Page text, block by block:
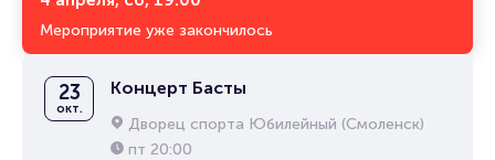
Мероприятие уже закончилось
23
окт.
Концерт Басты
Дворец спорта Юбилейный (Смоленск)
пт 20:00